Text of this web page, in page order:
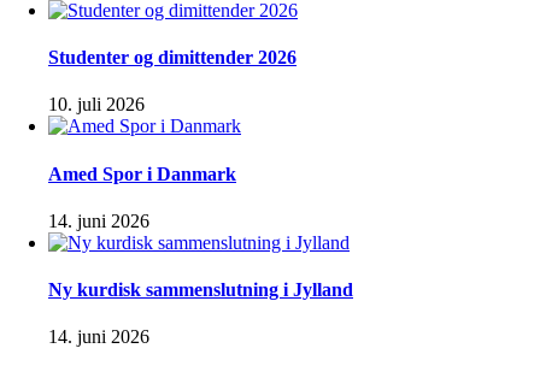
Studenter og dimittender 2026
10. juli 2026
Amed Spor i Danmark
14. juni 2026
Ny kurdisk sammenslutning i Jylland
14. juni 2026